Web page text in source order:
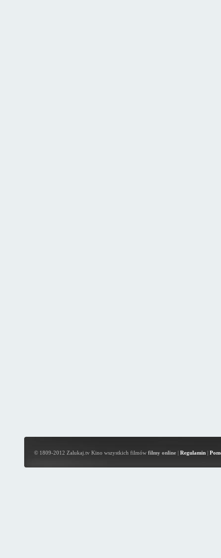
© 1809-2012 Zalukaj.tv Kino wszystkich filmów filmy online| Regulamin|